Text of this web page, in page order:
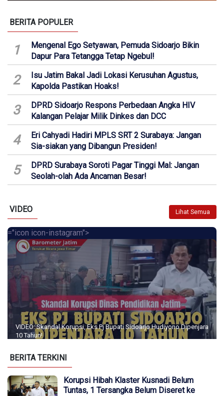
BERITA POPULER
1
Mengenal Ego Setyawan, Pemuda Sidoarjo Bikin
Dapur Para Tetangga Tetap Ngebul!
2
Isu Jatim Bakal Jadi Lokasi Kerusuhan Agustus,
Kapolda Pastikan Hoaks!
3
DPRD Sidoarjo Respons Perbedaan Angka HIV
Kalangan Pelajar Milik Dinkes dan DCC
4
Eri Cahyadi Hadiri MPLS SRT 2 Surabaya: Jangan
Sia-siakan yang Dibangun Presiden!
5
DPRD Surabaya Soroti Pagar Tinggi Mal: Jangan
Seolah-olah Ada Ancaman Besar!
VIDEO Lihat Semua
="icon icon-instagram">
VIDEO: Skandal Korupsi, Eks Pj Bupati Sidoarjo Hudiyono Dipenjara
10 Tahun!
BERITA TERKINI
Korupsi Hibah Klaster Kusnadi Belum
Tuntas, 1 Tersangka Belum Diseret ke